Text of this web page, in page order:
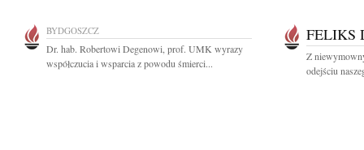
BYDGOSZCZ
Dr. hab. Robertowi Degenowi, prof. UMK wyrazy
współczucia i wsparcia z powodu śmierci...
FELIKS
Z
odejściu